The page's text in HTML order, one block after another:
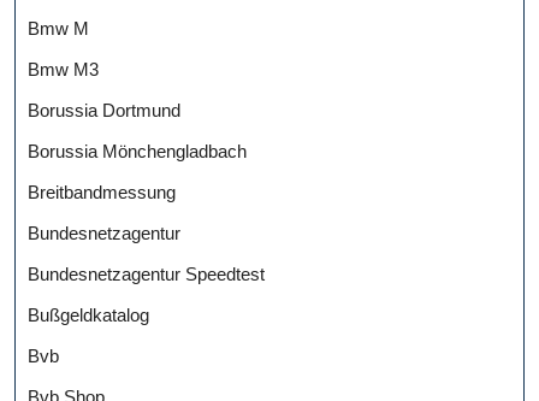
Bmw M
Bmw M3
Borussia Dortmund
Borussia Mönchengladbach
Breitbandmessung
Bundesnetzagentur
Bundesnetzagentur Speedtest
Bußgeldkatalog
Bvb
Bvb Shop